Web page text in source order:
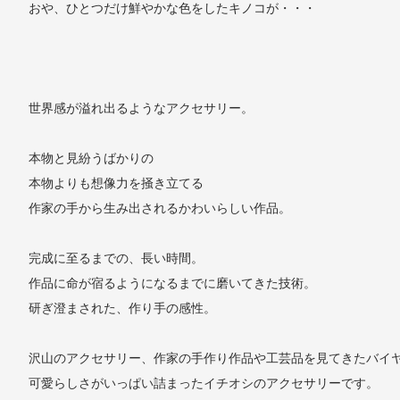
おや、ひとつだけ鮮やかな色をしたキノコが・・・
世界感が溢れ出るようなアクセサリー。
本物と見紛うばかりの
本物よりも想像力を掻き立てる
作家の手から生み出されるかわいらしい作品。
完成に至るまでの、長い時間。
作品に命が宿るようになるまでに磨いてきた技術。
研ぎ澄まされた、作り手の感性。
沢山のアクセサリー、作家の手作り作品や工芸品を見てきたバイ
可愛らしさがいっぱい詰まったイチオシのアクセサリーです。